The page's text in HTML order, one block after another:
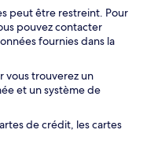
peut être restreint. Pour
pouvez contacter
fournies dans la
vous trouverez un
et un système de
de crédit, les cartes